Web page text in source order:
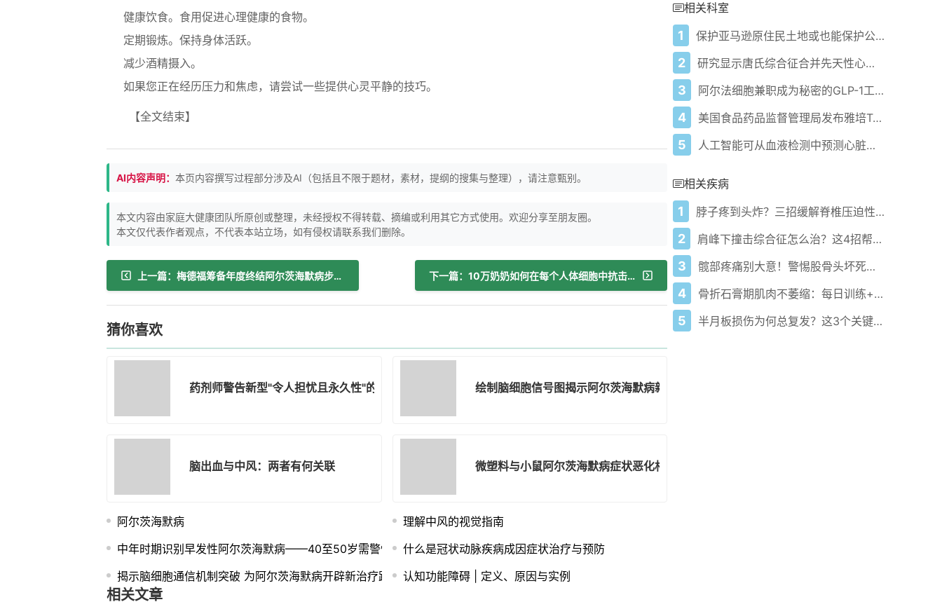
健康饮食。食用促进心理健康的食物。
定期锻炼。保持身体活跃。
减少酒精摄入。
如果您正在经历压力和焦虑，请尝试一些提供心灵平静的技巧。
【全文结束】
AI内容声明： 本页内容撰写过程部分涉及AI（包括且不限于题材，素材，提纲的搜集与整理），请注意甄别。
本文内容由家庭大健康团队所原创或整理，未经授权不得转载、摘编或利用其它方式使用。欢迎分享至朋友圈。
本文仅代表作者观点，不代表本站立场，如有侵权请联系我们删除。
上一篇：梅德福筹备年度终结阿尔茨海默病步行活动 下一篇：10万奶奶如何在每个人体细胞中抗击癌症
猜你喜欢
药剂师警告新型"令人担忧且永久性"的减肥针副作用 绘制脑细胞信号图揭示阿尔茨海默病新靶点
脑出血与中风：两者有何关联 微塑料与小鼠阿尔茨海默病症状恶化相关
阿尔茨海默病
理解中风的视觉指南
中年时期识别早发性阿尔茨海默病——40至50岁需警惕的关键征兆什么是冠状动脉疾病成因症状治疗与预防
揭示脑细胞通信机制突破 为阿尔茨海默病开辟新治疗路径 认知功能障碍 | 定义、原因与实例
相关文章
相关科室
1 保护亚马逊原住民土地或也能保护公共健康，研究表明
2 研究显示唐氏综合征合并先天性心脏病患者的生活质量前景乐观
3 阿尔法细胞兼职成为秘密的GLP-1工厂：激素转变或可改变2型糖尿病治疗
4 美国食品药品监督管理局发布雅培Tactiflex消融导管早期警报
5 人工智能可从血液检测中预测心脏病发作
相关疾病
1 脖子疼到头炸？三招缓解脊椎压迫性头痛
2 肩峰下撞击综合征怎么治？这4招帮你找回灵活肩膀
3 髋部疼痛别大意！警惕股骨头坏死信号
4 骨折石膏期肌肉不萎缩：每日训练+拆后康复全方案
5 半月板损伤为何总复发？这3个关键因素你必须注意！